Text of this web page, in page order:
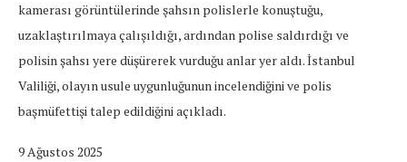
kamerası görüntülerinde şahsın polislerle konuştuğu,
uzaklaştırılmaya çalışıldığı, ardından polise saldırdığı ve
polisin şahsı yere düşürerek vurduğu anlar yer aldı. İstanbul
Valiliği, olayın usule uygunluğunun incelendiğini ve polis
başmüfettişi talep edildiğini açıkladı.
9 Ağustos 2025